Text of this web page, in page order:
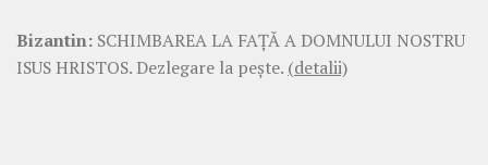
Bizantin: SCHIMBAREA LA FAŢĂ A DOMNULUI NOSTRU
ISUS HRISTOS. Dezlegare la pește. (detalii)